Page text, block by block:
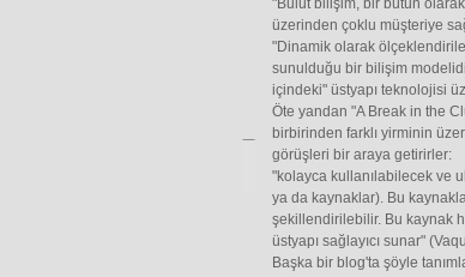
"Bulut bilişim, bir bütün
üzerinden çoklu müşteriye
"Dinamik olarak
sunulduğu bir bilişim
içindeki" üstyapı teknolojisi
Öte yandan "A Break in the
birbirinden farklı yirminin
görüşleri bir araya getirirler:
"kolayca kullanılabilecek ve
ya da kaynaklar). Bu
şekillendirilebilir. Bu kaynak
üstyapı sağlayıcı sunar"
Başka bir blog'ta şöyle